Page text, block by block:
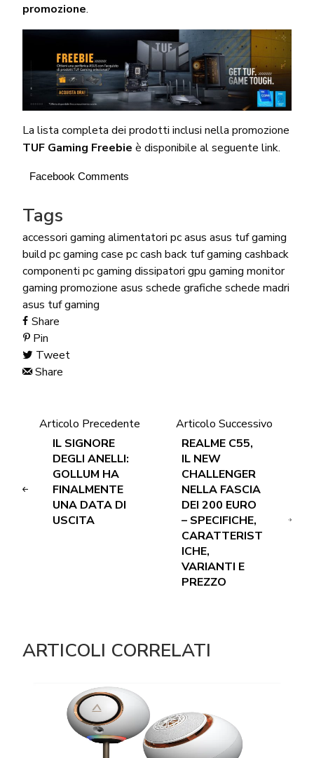
promozione.
La lista completa dei prodotti inclusi nella promozione
TUF Gaming Freebie è disponibile alseguente link.
Facebook Comments
Tags
accessori gaming alimentatori pcasus asus tuf gaming
build pc gaming case pccash back tuf gaming cashback
componenti pc gaming dissipatori gpu gaming monitor
gaming promozione asus schede grafiche schede madri
asus tuf gaming
Share
Pin
Tweet
Share
Articolo Precedente
IL SIGNORE
DEGLI ANELLI:
GOLLUM HA
FINALMENTE
UNA DATA DI
USCITA
Articolo Successivo
REALME C55,
IL NEW
CHALLENGER
NELLA FASCIA
DEI 200 EURO
– SPECIFICHE,
CARATTERIST
ICHE,
VARIANTI E
PREZZO
ARTICOLI CORRELATI